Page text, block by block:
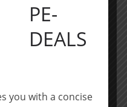
von 30 Leuten
vor allem
Dreierkonstellation,
und Private
integriert zusammen,
PE-
DEALS
you with a concise